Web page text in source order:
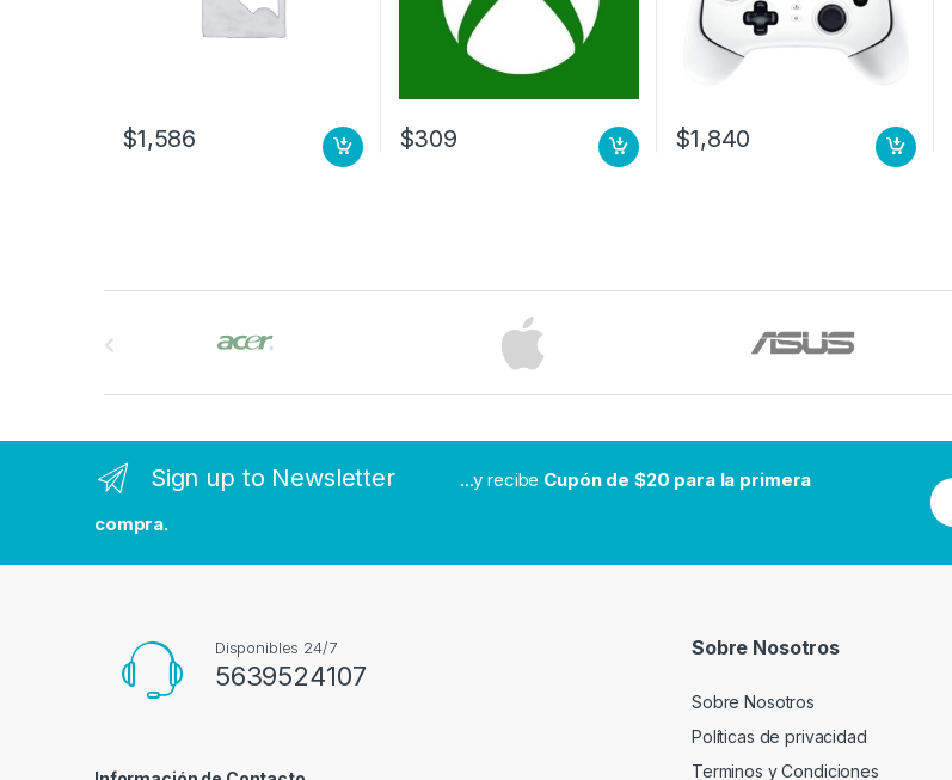
$1,586 $309 $1,840
Sign up to Newsletter ...y recibe Cupón de $20 para la primera
compra.
N
e
w
Disponibles 24/7
5639524107
Sobre Nosotros
Sobre Nosotros
Políticas de privacidad
Terminos y Condiciones